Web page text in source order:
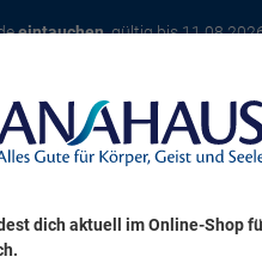
eintauchen, gültig bis
Karte
Wohnambiente
dich aktuell im Online-Shop
.